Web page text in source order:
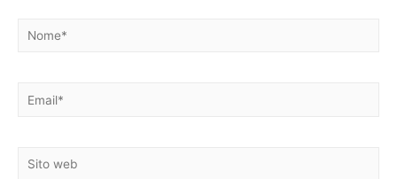
Nome*
Email*
Sito